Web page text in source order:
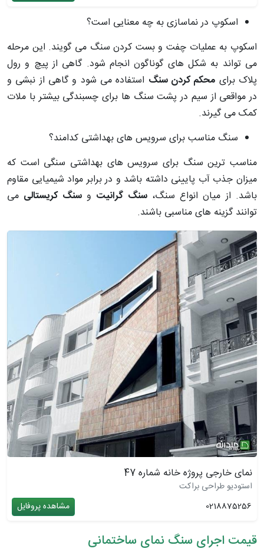
اسکوپ در نماسازی به چه معنایی است؟
اسکوپ به عملیات چفت و بست کردن سنگ می گویند. این مرحله
می تواند به شکل های گوناگون انجام شود. گاهی از پیچ و رول
پلاک برای محکم کردن سنگ استفاده می شود و گاهی از نبشی و
در مواقعی از سیم در پشت سنگ ها برای چسبندگی بیشتر با ملات
کمک می گیرند.
سنگ مناسب برای سرویس های بهداشتی کدامند؟
مناسب ترین سنگ برای سرویس های بهداشتی سنگی است که
میزان جذب آب پایینی داشته باشد و در برابر مواد شیمیایی مقاوم
باشد. از میان انواع سنگ،سنگ گرانیت وسنگ کریستالی می
توانند گزینه های مناسبی باشند.
نمای خارجی پروژه خانه شماره 47
استودیو طراحی براکت
0218875256
مشاهده پروفایل
قیمت اجرای سنگ نمای ساختمانی